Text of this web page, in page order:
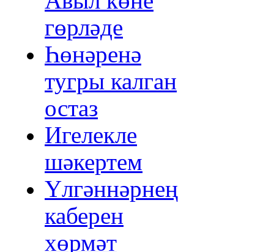
гөрләде
Һөнәренә
тугры калган
остаз
Игелекле
шәкертем
Үлгәннәрнең
каберен
хөрмәт